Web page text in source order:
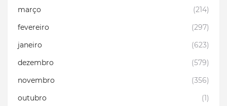
março
(214)
fevereiro
(297)
janeiro
(623)
dezembro
(579)
novembro
(356)
outubro
(1)